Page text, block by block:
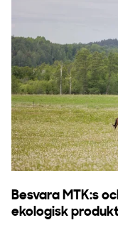
Besvara MTK:s
ekologisk